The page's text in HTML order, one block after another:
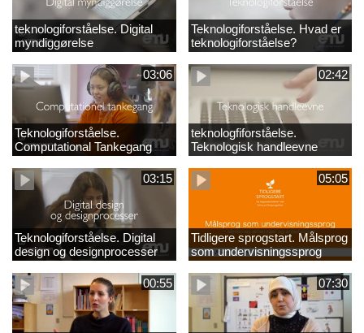
teknologiforståelse. Digital
myndiggørelse
Teknologiforståelse. Hvad er
teknologiforståelse?
03:06
Teknologiforståelse.
Computational Tankegang
02:42
teknologfiforståelse.
Teknologisk handleevne
03:15
Teknologiforståelse. Digital
design og designprocesser
05:05
Tidligere sprogstart. Målsprog
som undervisningssprog
00:55 07:30